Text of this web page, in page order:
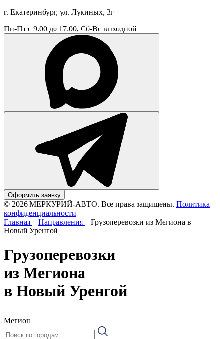
г. Екатеринбург, ул. Лукиных, 3г
Пн-Пт с 9:00 до 17:00, Сб-Вс выходной
Оформить заявку
© 2026 МЕРКУРИЙ-АВТО. Все права защищены. Политика
конфиденциальности
Главная
Направления
Грузоперевозки из Мегиона в
Новый Уренгой
Грузоперевозки
из Мегиона
в Новый Уренгой
Мегион